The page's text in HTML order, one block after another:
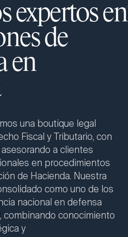
expertos en
de
en
una boutique legal
Fiscal y Tributario, con
a clientes
en procedimientos
de Hacienda. Nuestra
como uno de los
nacional en defensa
combinando conocimiento
y